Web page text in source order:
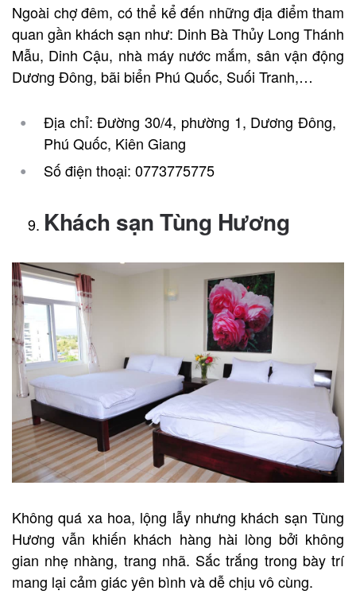
Ngoài chợ đêm, có thể kể đến những địa điểm tham
quan gần khách sạn như: Dinh Bà Thủy Long Thánh
Mẫu, Dinh Cậu, nhà máy nước mắm, sân vận động
Dương Đông, bãi biển Phú Quốc, Suối Tranh,…
Địa chỉ: Đường 30/4, phường 1, Dương Đông,
Phú Quốc, Kiên Giang
Số điện thoại: 0773775775
Khách sạn Tùng Hương
Không quá xa hoa, lộng lẫy nhưng khách sạn Tùng
Hương vẫn khiến khách hàng hài lòng bởi không
gian nhẹ nhàng, trang nhã. Sắc trắng trong bày trí
mang lại cảm giác yên bình và dễ chịu vô cùng.